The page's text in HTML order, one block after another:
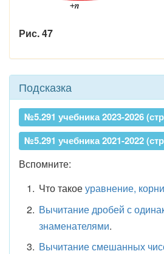
Рис. 47
Подсказка
№5.291 учебника 2023-2026
№5.291 учебника 2021-2022
Вспомните:
Что такоеуравнение,
Вычитание дробей с
знаменателями.
Вычитание смешанных